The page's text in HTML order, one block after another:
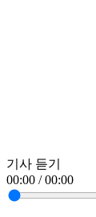
기사 듣기
00:00 / 00:00